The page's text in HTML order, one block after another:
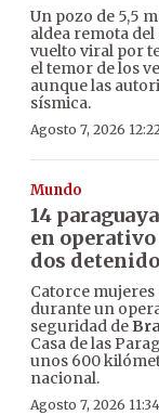
Un pozo de 5,5
aldea remota
vuelto viral por
el temor de los
aunque las
sísmica.
Agosto 7, 2026
Mundo
14
en
dos
Catorce
durante un
seguridad de
Casa de las
unos 600
nacional.
Agosto 7, 2026